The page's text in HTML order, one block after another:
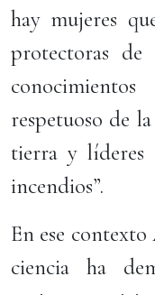
hay mujeres
protectoras de
respetuoso de
tierra y líderes
incendios”.
En ese
ciencia ha